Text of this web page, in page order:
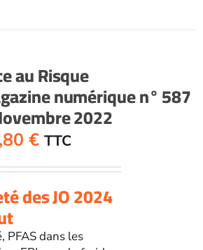
au Risque
numérique n° 587
2022
€ TTC
des JO 2024
PFAS dans les